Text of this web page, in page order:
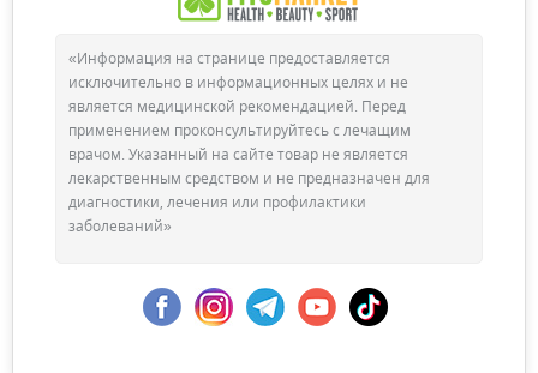
«Информация на странице предоставляется
исключительно в информационных целях и не
является медицинской рекомендацией. Перед
применением проконсультируйтесь с лечащим
врачом. Указанный на сайте товар не является
лекарственным средством и не предназначен для
диагностики, лечения или профилактики
заболеваний»